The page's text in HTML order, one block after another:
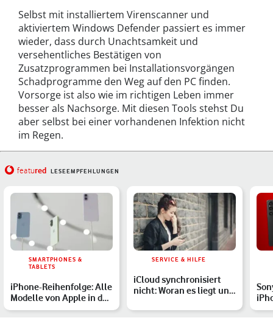
Selbst mit installiertem Virenscanner und
aktiviertem Windows Defender passiert es immer
wieder, dass durch Unachtsamkeit und
versehentliches Bestätigen von
Zusatzprogrammen bei Installationsvorgängen
Schadprogramme den Weg auf den PC finden.
Vorsorge ist also wie im richtigen Leben immer
besser als Nachsorge. Mit diesen Tools stehst Du
aber selbst bei einer vorhandenen Infektion nicht
im Regen.
featured LESEEMPFEHLUNGEN
SMARTPHONES &
TABLETS
iPhone-Reihenfolge: Alle
Modelle von Apple in der
Übersicht
SERVICE & HILFE
iCloud synchronisiert
nicht: Woran es liegt und